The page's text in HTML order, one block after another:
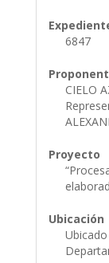
6847
CIELO
Proyecto
Ubicación